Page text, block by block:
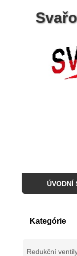
ÚVODNÍ
Kategórie
Redukční